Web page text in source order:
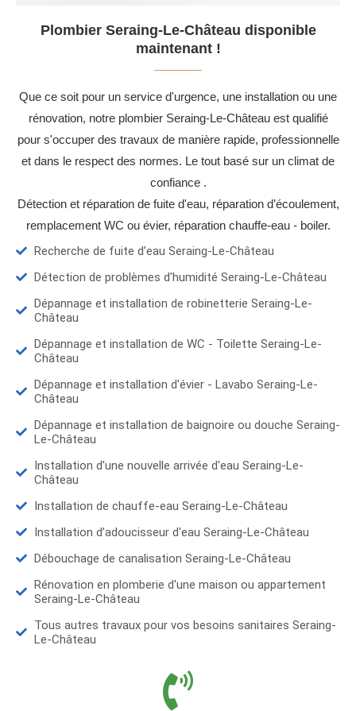
Plombier Seraing-Le-Château disponible
maintenant !
Que ce soit pour un service d'urgence, une installation ou une
rénovation, notre plombier Seraing-Le-Château est qualifié
pour s'occuper des travaux de manière rapide, professionnelle
et dans le respect des normes. Le tout basé sur un climat de
confiance .
Détection et réparation de fuite d'eau, réparation d’écoulement,
remplacement WC ou évier, réparation chauffe-eau - boiler.
Recherche de fuite d’eau Seraing-Le-Château
Détection de problèmes d'humidité Seraing-Le-Château
Dépannage et installation de robinetterie Seraing-Le-
Château
Dépannage et installation de WC - Toilette Seraing-Le-
Château
Dépannage et installation d'évier - Lavabo Seraing-Le-
Château
Dépannage et installation de baignoire ou douche Seraing-
Le-Château
Installation d'une nouvelle arrivée d'eau Seraing-Le-
Château
Installation de chauffe-eau Seraing-Le-Château
Installation d’adoucisseur d'eau Seraing-Le-Château
Débouchage de canalisation Seraing-Le-Château
Rénovation en plomberie d'une maison ou appartement
Seraing-Le-Château
Tous autres travaux pour vos besoins sanitaires Seraing-
Le-Château